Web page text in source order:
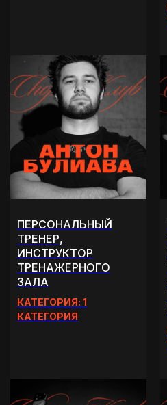
ПЕРСОНАЛЬНЫЙ
ТРЕНЕР,
ИНСТРУКТОР
ТРЕНАЖЕРНОГО
ЗАЛА
КАТЕГОРИЯ: 1
КАТЕГОРИЯ